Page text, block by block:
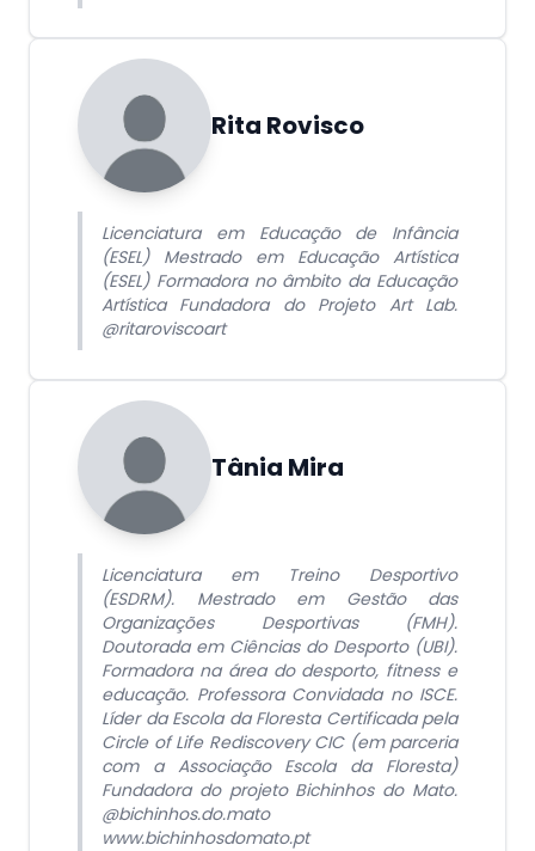
Rita Rovisco
Licenciatura em Educação de Infância
(ESEL) Mestrado em Educação Artística
(ESEL) Formadora no âmbito da Educação
Artística Fundadora do Projeto Art Lab.
@ritaroviscoart
Tânia Mira
Licenciatura em Treino Desportivo
(ESDRM). Mestrado em Gestão das
Organizações Desportivas (FMH).
Doutorada em Ciências do Desporto (UBI).
Formadora na área do desporto, fitness e
educação. Professora Convidada no ISCE.
Líder da Escola da Floresta Certificada pela
Circle of Life Rediscovery CIC (em parceria
com a Associação Escola da Floresta)
Fundadora do projeto Bichinhos do Mato.
@bichinhos.do.mato
www.bichinhosdomato.pt